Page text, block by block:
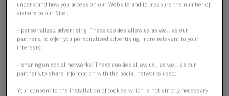
understand how you access on our Website and to measure the number of
visitors to our Site ;
- personalized advertising: These cookies allow us as well as our
partners, to offer you personalized advertising, more relevant to your
interests;
- sharing on social networks: These cookies allow us , as well as our
partners,to share information with the social networks used;
Your consent to the installation of cookies which is not strictly necessary